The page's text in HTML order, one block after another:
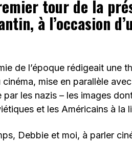
tour de la
à l’occasion
de l’époque rédigeait une
mise en parallèle
par les nazis – les images
et les Américains à la
Debbie et moi, à parler